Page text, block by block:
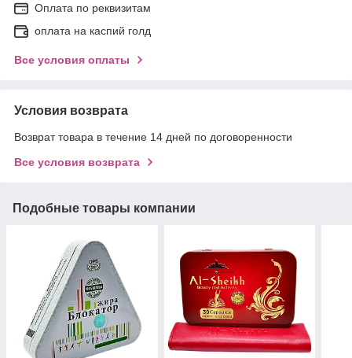
Оплата по реквизитам
оплата на каспий голд
Все условия оплаты
Условия возврата
Возврат товара в течение 14 дней по договоренности
Все условия возврата
Подобные товары компании